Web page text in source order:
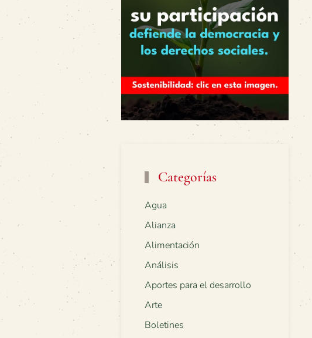
Categorías
Agua
Alianza
Alimentación
Análisis
Aportes para el desarrollo
Arte
Boletines